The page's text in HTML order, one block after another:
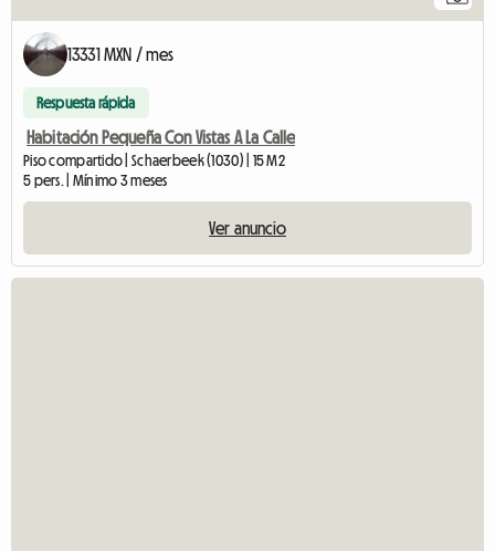
13331 MXN / mes
Respuesta rápida
Habitación Pequeña Con Vistas A La Calle
Piso compartido | Schaerbeek (1030) | 15 M2
5 pers. | Mínimo 3 meses
Ver anuncio